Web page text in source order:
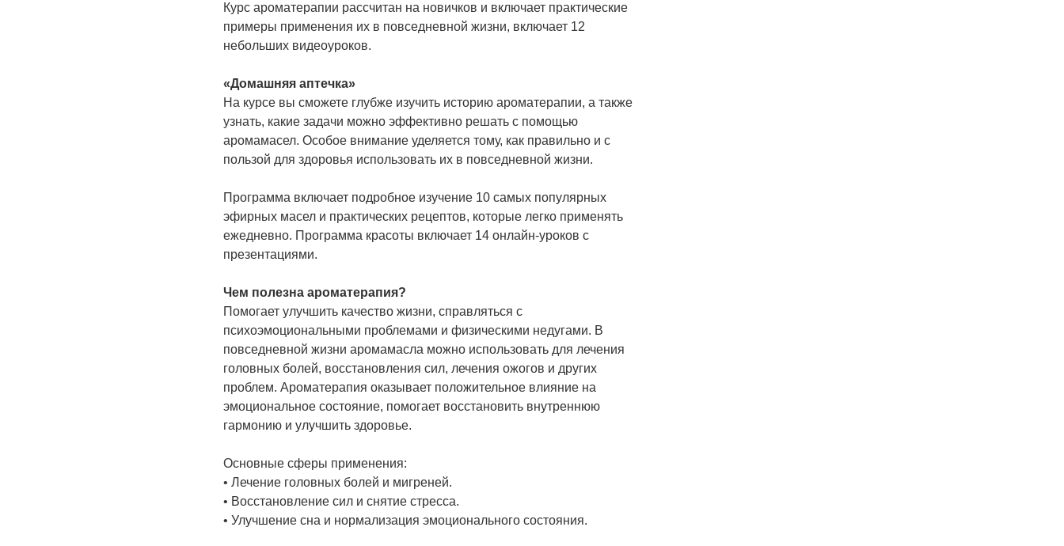
Курс ароматерапии рассчитан на новичков и включает практические
примеры применения их в повседневной жизни, включает 12
небольших видеоуроков.
«Домашняя аптечка»
На курсе вы сможете глубже изучить историю ароматерапии, а также
узнать, какие задачи можно эффективно решать с помощью
аромамасел. Особое внимание уделяется тому, как правильно и с
пользой для здоровья использовать их в повседневной жизни.
Программа включает подробное изучение 10 самых популярных
эфирных масел и практических рецептов, которые легко применять
ежедневно. Программа красоты включает 14 онлайн-уроков с
презентациями.
Чем полезна ароматерапия?
Помогает улучшить качество жизни, справляться с
психоэмоциональными проблемами и физическими недугами. В
повседневной жизни аромамасла можно использовать для лечения
головных болей, восстановления сил, лечения ожогов и других
проблем. Ароматерапия оказывает положительное влияние на
эмоциональное состояние, помогает восстановить внутреннюю
гармонию и улучшить здоровье.
Основные сферы применения:
• Лечение головных болей и мигреней.
• Восстановление сил и снятие стресса.
• Улучшение сна и нормализация эмоционального состояния.